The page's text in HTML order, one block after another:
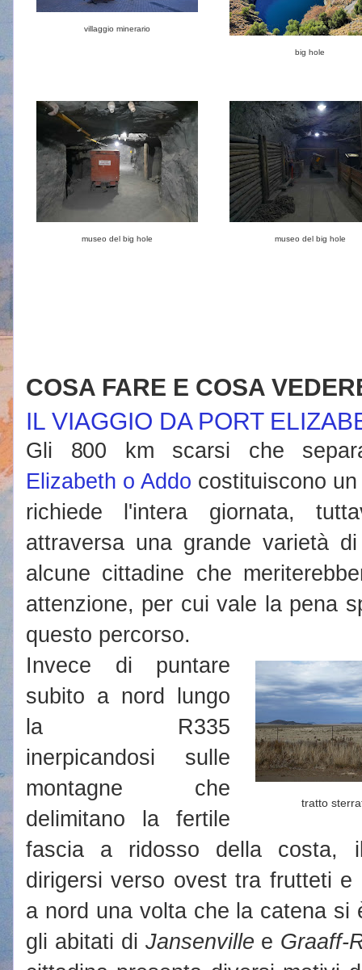
villaggio minerario
big hole
museo del big hole museo del big hole
COSA FARE E COSA
IL VIAGGIO DA PORT
Gli 800 km scarsi che
Elizabeth o Addo costituiscono
richiede l'intera giornata,
attraversa una grande varietà
alcune cittadine che
attenzione, per cui vale la pena
questo percorso.
tratto
Invece di puntare
subito a nord lungo
la R335
inerpicandosi sulle
montagne che
delimitano la fertile
fascia a ridosso della costa,
dirigersi verso ovest tra frutteti
a nord una volta che la catena si
gli abitati di Jansenville e Graaff-